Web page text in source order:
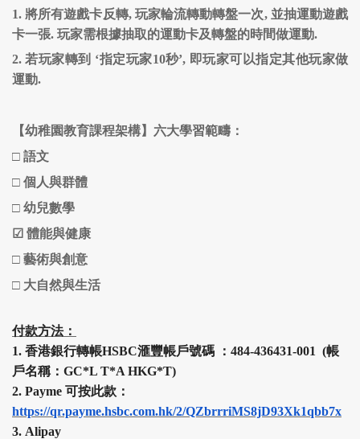
1. 將所有遊戲卡反轉, 玩家輪流轉動轉盤一次, 並抽運動遊戲
卡一張. 玩家需根據抽取的運動卡及轉盤的時間做運動.
2.若玩家轉到 ‘指定玩家10秒’, 即玩家可以指定其他玩家做
運動.
【幼稚園教育課程架構】六大學習範疇：
□ 語文
□ 個人與群體
□ 幼兒數學
☑ 體能與健康
□ 藝術與創意
□ 大自然與生活
付款方法：
1. 香港銀行轉帳HSBC滙豐帳戶號碼 ：484-436431-001 (帳
戶名稱：GC*L T*A HKG*T)
2. Payme 可按此款：
https://qr.payme.hsbc.com.hk/2/QZbrrriMS8jD93Xk1qbb7x
3. Alipay